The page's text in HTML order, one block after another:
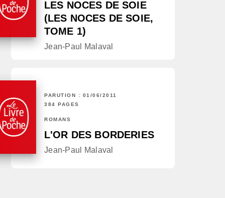
LES NOCES DE SOIE
(LES NOCES DE SOIE,
TOME 1)
Jean-Paul Malaval
PARUTION : 01/06/2011
384 PAGES
ROMANS
L'OR DES BORDERIES
Jean-Paul Malaval